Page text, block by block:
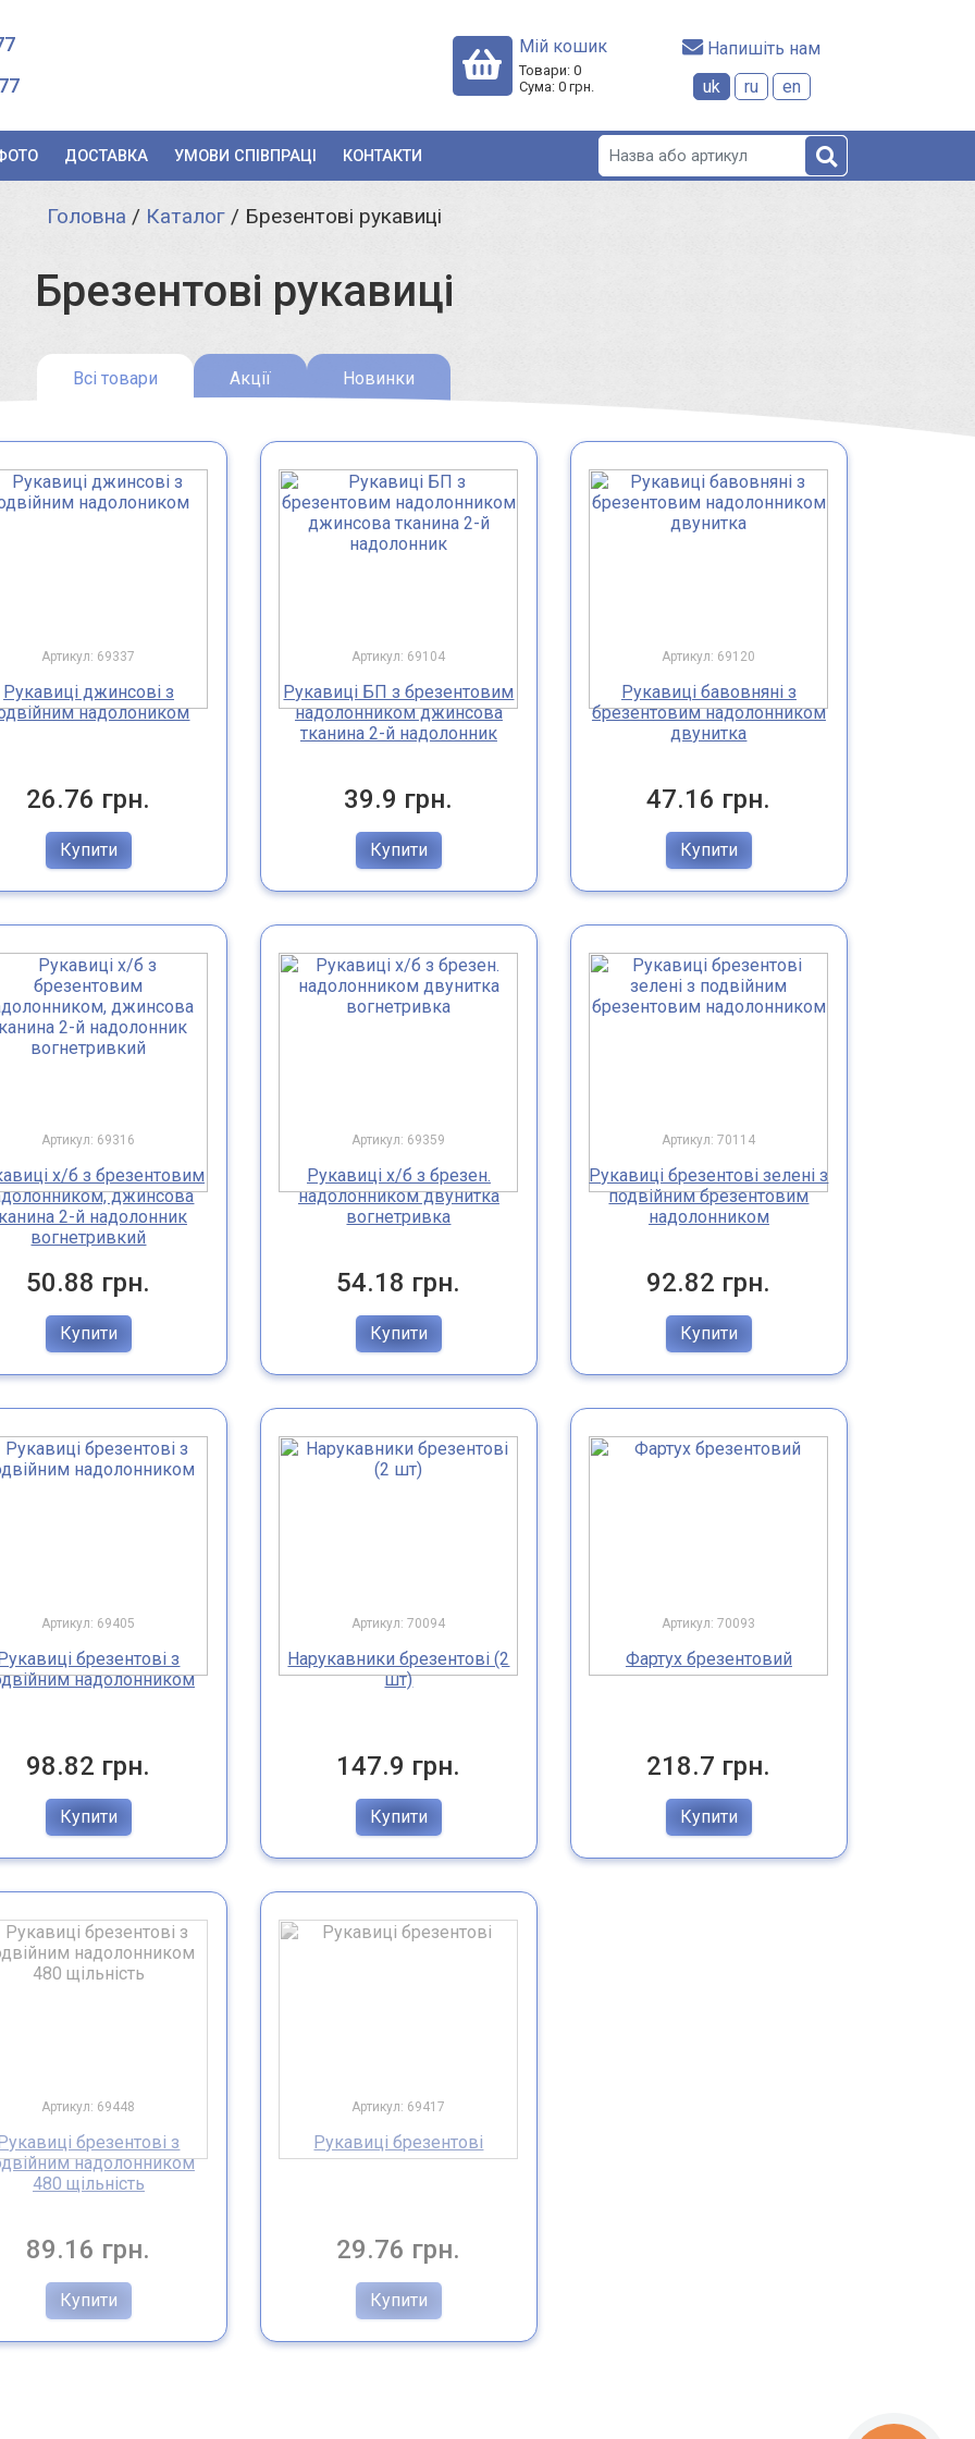
Мій кошик
Товари: 0
Сума: 0грн.
Напишіть нам
uk
ru en
ДОСТАВКА УМОВИ СПІВПРАЦІ КОНТАКТИ
Головна / Каталог/ Брезентові рукавиці
Брезентові рукавиці
Всі товари Акції Новинки
Артикул: 69337
Рукавиці джинсові з
надолоником
26.76 грн.
Купити
Артикул: 69104
Рукавиці БП з брезентовим
надолонником джинсова
тканина 2-й надолонник
39.9 грн.
Купити
Артикул: 69120
Рукавиці бавовняні з
брезентовим надолонником
двунитка
47.16 грн.
Купити
Артикул: 69316
х/б з брезентовим
джинсова
2-й надолонник
вогнетривкий
50.88 грн.
Купити
Артикул: 69359
Рукавиці х/б з брезен.
надолонником двунитка
вогнетривка
54.18 грн.
Купити
Артикул: 70114
Рукавиці брезентові зелені з
подвійним брезентовим
надолонником
92.82 грн.
Купити
Артикул: 69405
брезентові з
надолонником
98.82 грн.
Купити
Артикул: 70094
Нарукавники брезентові (2
шт)
147.9 грн.
Купити
Артикул: 70093
Фартух брезентовий
218.7 грн.
Купити
Артикул: 69448
брезентові з
надолонником
480 щільність
89.16 грн.
Купити
Артикул: 69417
Рукавиці брезентові
29.76 грн.
Купити